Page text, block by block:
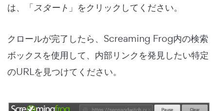
は、「スタート 」をクリックしてください。
クロールが完了したら、Screaming Frog内の検索
ボックスを使用して、内部リンクを発見したい特定
のURLを見つけてください。